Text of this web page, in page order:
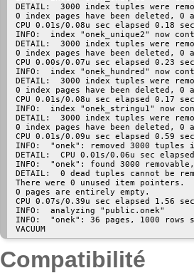
DETAIL:  3000 index tuples were
0 index pages have been deleted,
CPU 0.01s/0.08u sec elapsed 0.18
INFO:  index "onek_unique2" now
DETAIL:  3000 index tuples were
0 index pages have been deleted,
CPU 0.00s/0.07u sec elapsed 0.23
INFO:  index "onek_hundred" now
DETAIL:  3000 index tuples were
0 index pages have been deleted,
CPU 0.01s/0.08u sec elapsed 0.17
INFO:  index "onek_stringu1" now
DETAIL:  3000 index tuples were
0 index pages have been deleted,
CPU 0.01s/0.09u sec elapsed 0.59
INFO:  "onek": removed 3000 tuples
DETAIL:  CPU 0.01s/0.06u sec
INFO:  "onek": found 3000
DETAIL:  0 dead tuples cannot be
There were 0 unused item pointers.
0 pages are entirely empty.
CPU 0.07s/0.39u sec elapsed 1.56
INFO:  analyzing "public.onek"
INFO:  "onek": 36 pages, 1000 rows
Compatibilité